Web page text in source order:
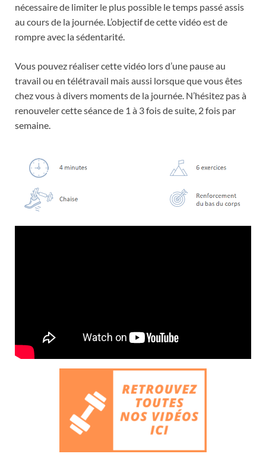
nécessaire de limiter le plus possible le temps passé assis
au cours de la journée. L’objectif de cette vidéo est de
rompre avec la sédentarité.
Vous pouvez réaliser cette vidéo lors d’une pause au
travail ou en télétravail mais aussi lorsque que vous êtes
chez vous à divers moments de la journée. N’hésitez pas à
renouveler cette séance de 1 à 3 fois de suite, 2 fois par
semaine.